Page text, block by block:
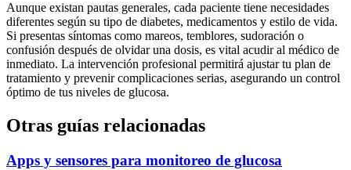
Aunque existan pautas generales, cada paciente tiene necesidades
diferentes según su tipo de diabetes, medicamentos y estilo de vida.
Si presentas síntomas como mareos, temblores, sudoración o
confusión después de olvidar una dosis, es vital acudir al médico de
inmediato. La intervención profesional permitirá ajustar tu plan de
tratamiento y prevenir complicaciones serias, asegurando un control
óptimo de tus niveles de glucosa.
Otras guías relacionadas
Apps y sensores para monitoreo de glucosa